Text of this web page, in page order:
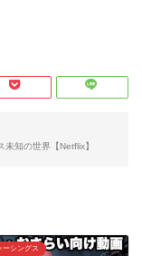
未知の世界【Netflix】
ーシングス